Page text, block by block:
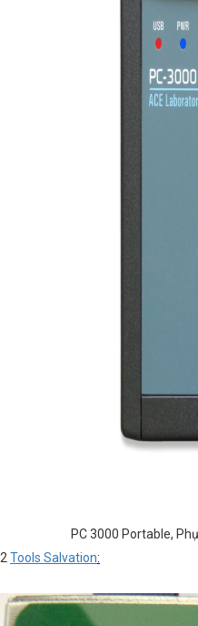
PC 3000 Portable,
2 Tools Salvation: